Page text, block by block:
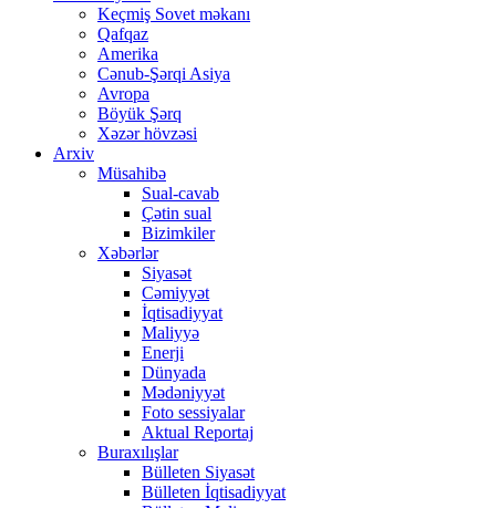
Keçmiş Sovet məkanı
Qafqaz
Amerika
Cənub-Şərqi Asiya
Avropa
Böyük Şərq
Xəzər hövzəsi
Arxiv
Müsahibə
Sual-cavab
Çətin sual
Bizimkiler
Xəbərlər
Siyasət
Cəmiyyət
İqtisadiyyat
Maliyyə
Enerji
Dünyada
Mədəniyyət
Foto sessiyalar
Aktual Reportaj
Buraxılışlar
Bülleten Siyasət
Bülleten İqtisadiyyat